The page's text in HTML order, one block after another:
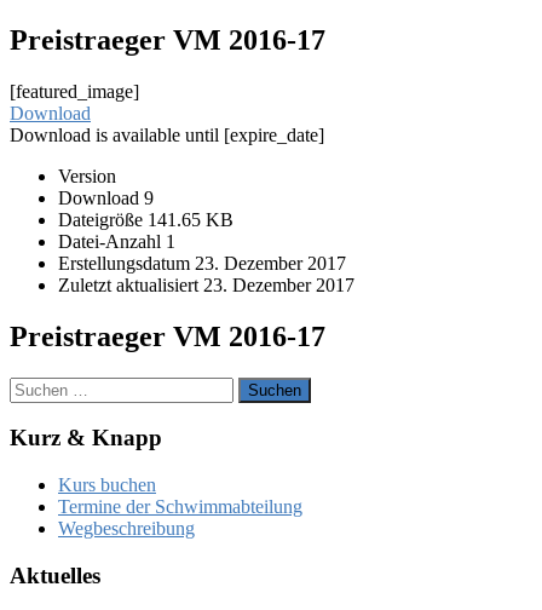
Preistraeger VM 2016-17
[featured_image]
Download
Download is available until [expire_date]
Version
Download 9
Dateigröße 141.65 KB
Datei-Anzahl 1
Erstellungsdatum 23. Dezember 2017
Zuletzt aktualisiert 23. Dezember 2017
Preistraeger VM 2016-17
Suchen
nach:
Kurz & Knapp
Kurs buchen
Termine der Schwimmabteilung
Wegbeschreibung
Aktuelles